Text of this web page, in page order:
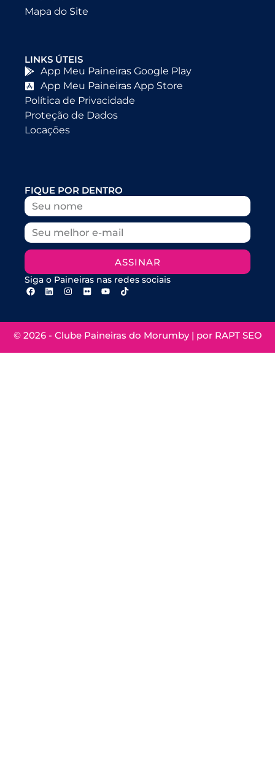
Mapa do Site
LINKS ÚTEIS
App Meu Paineiras Google Play
App Meu Paineiras App Store
Política de Privacidade
Proteção de Dados
Locações
FIQUE POR DENTRO
ASSINAR
Siga o Paineiras nas redes sociais
© 2026 - Clube Paineiras do Morumby | por RAPT SEO